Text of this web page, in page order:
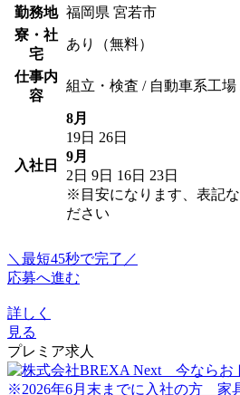
勤務地 福岡県 宮若市
寮・社
宅
あり（無料）
仕事内
容
組立・検査 / 自動車系工場
入社日
8月
19日 26日
9月
2日 9日 16日 23日
※目安になります、表記
ださい
＼最短45秒で完了／
応募へ進む
詳しく
見る
プレミア求人